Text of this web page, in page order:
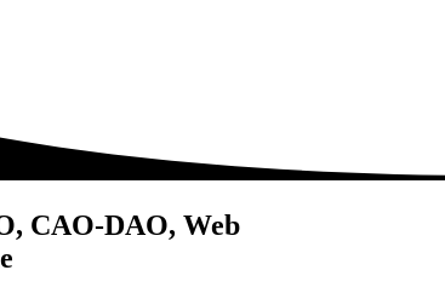
CAO-DAO, Web